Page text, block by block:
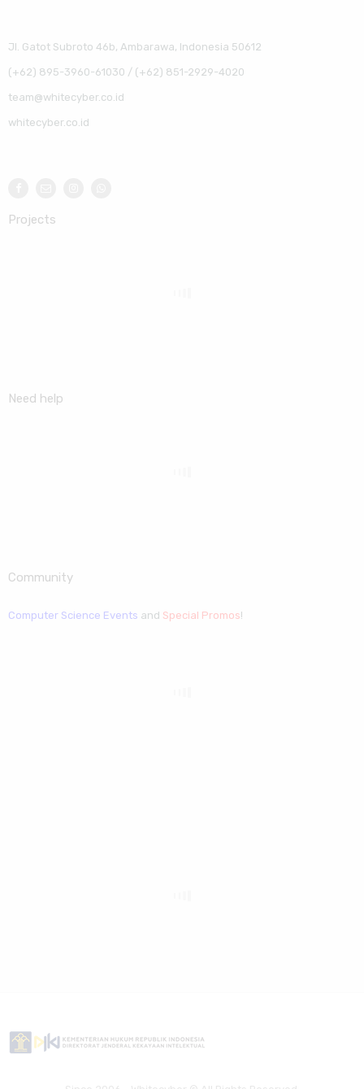
Jl. Gatot Subroto 46b, Ambarawa, Indonesia 50612
(+62) 895-3960-61030 / (+62) 851-2929-4020
team@whitecyber.co.id
whitecyber.co.id
Projects
Need help
Community
Computer Science Events and Special Promos!